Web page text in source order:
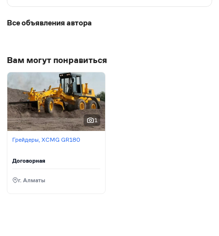
формула — 1х2х3 Габариты (мм) — 11100x2740x3360
Операционный вес, полный — 17 690 кг. Имеется
рыхлитель. Техника находится в г. Актобе!
Все объявления автора
Вам могут понравиться
1
Грейдеры, XCMG GR180
Договорная
г. Алматы